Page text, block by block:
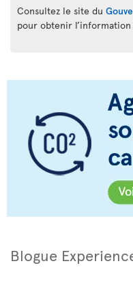
Consultez le site du
pour obtenir l’information
Blogue